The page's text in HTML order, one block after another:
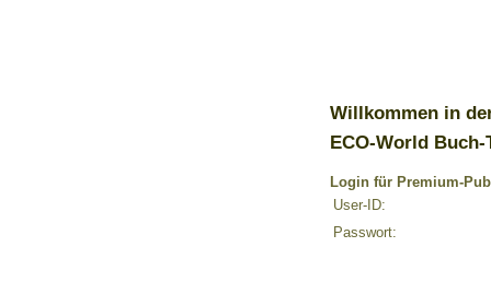
Willkommen in
ECO-World Buch-
Login für Premium-
User-ID:
Passwort: